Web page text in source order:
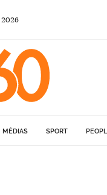
2026
MÉDIAS SPORT